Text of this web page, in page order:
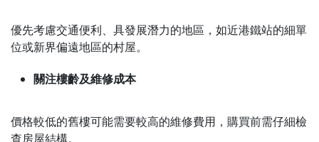
優先考慮交通便利、具發展潛力的地區，如近港鐵站的細單
位或新界偏遠地區的村屋。
關注樓齡及維修成本
價格較低的舊樓可能需要較高的維修費用，購買前需仔細檢
查房屋結構。